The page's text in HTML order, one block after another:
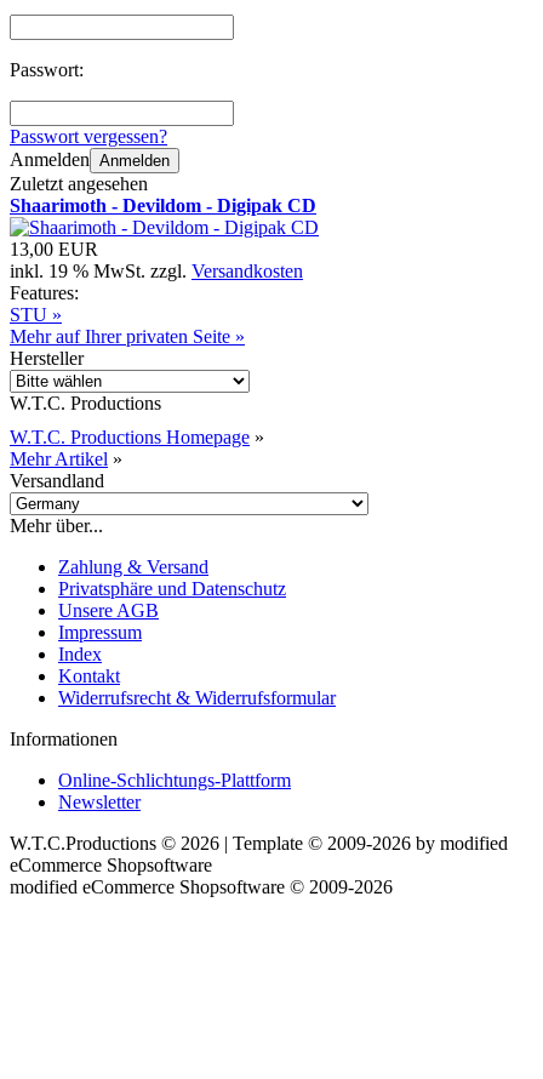
Passwort:
Passwort vergessen?
Anmelden Anmelden
Zuletzt angesehen
Shaarimoth - Devildom - Digipak CD
13,00 EUR
inkl. 19 % MwSt. zzgl. Versandkosten
Features:
STU »
Mehr auf Ihrer privaten Seite »
Hersteller
W.T.C. Productions
W.T.C. Productions Homepage »
Mehr Artikel »
Versandland
Mehr über...
Zahlung & Versand
Privatsphäre und Datenschutz
Unsere AGB
Impressum
Index
Kontakt
Widerrufsrecht & Widerrufsformular
Informationen
Online-Schlichtungs-Plattform
Newsletter
W.T.C.Productions © 2026 | Template © 2009-2026 by modified
eCommerce Shopsoftware
modified eCommerce Shopsoftware © 2009-2026